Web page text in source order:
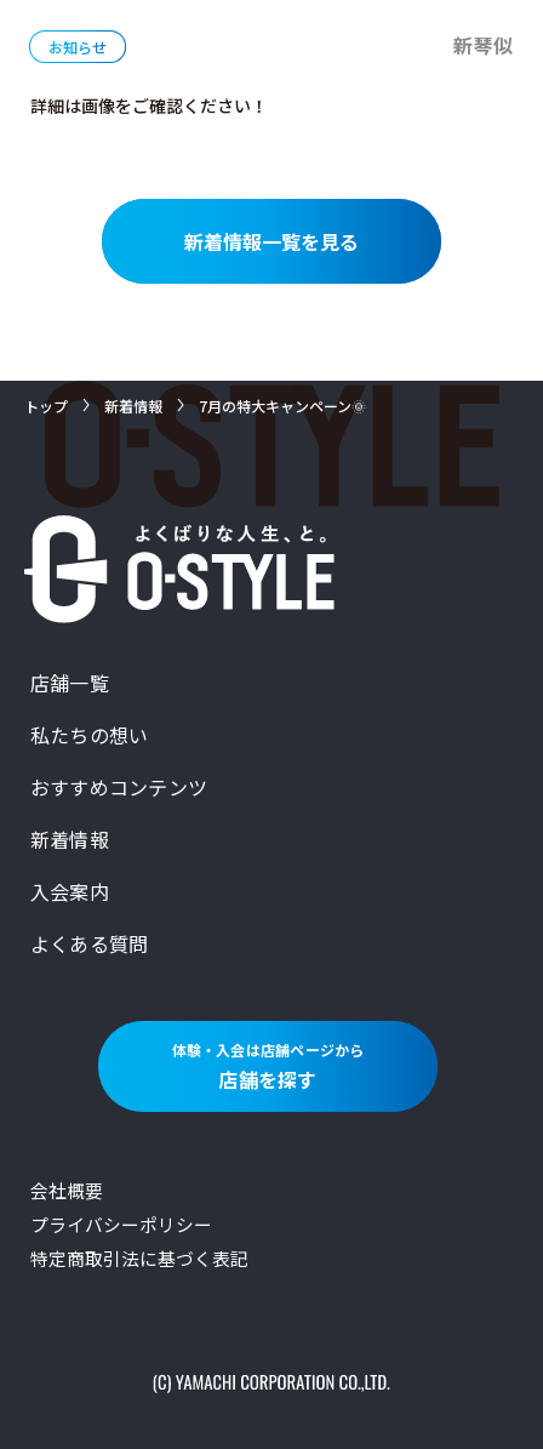
お知らせ 新琴似
詳細は画像をご確認ください！
新着情報一覧を見る
トップ 新着情報 7月の特大キャンペーン🌞
店舗一覧
私たちの想い
おすすめコンテンツ
新着情報
入会案内
よくある質問
体験・入会は店舗ページから
店舗を探す
会社概要
プライバシーポリシー
特定商取引法に基づく表記